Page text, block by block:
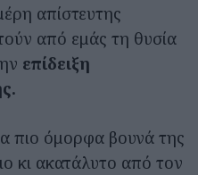
απίστευτης
από εμάς τη θυσία
επίδειξη
πιο όμορφα βουνά της
κι ακατάλυτο από τον